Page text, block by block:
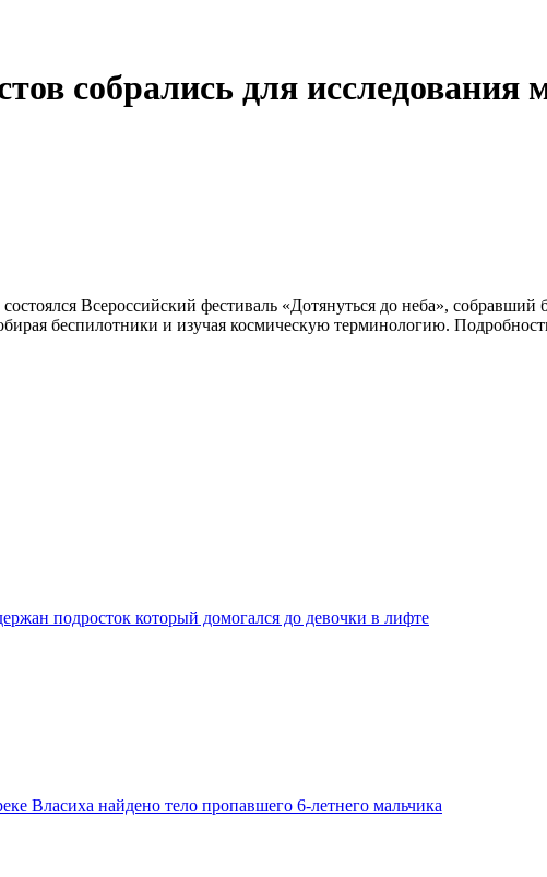
собрались для
Всероссийский фестиваль «Дотянуться до неба»,
беспилотники и изучая космическую терминологию.
подросток который домогался до девочки в лифте
Власиха найдено тело пропавшего 6-летнего мальчика